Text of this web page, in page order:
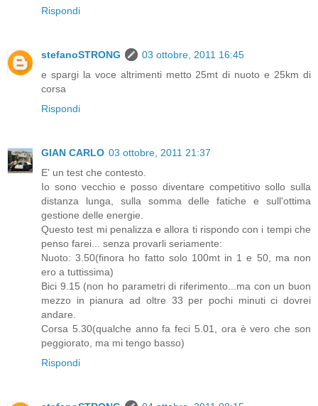
Rispondi
stefanoSTRONG
03 ottobre, 2011 16:45
e spargi la voce altrimenti metto 25mt di nuoto e 25km di
corsa
Rispondi
GIAN CARLO 03 ottobre, 2011 21:37
E' un test che contesto.
Io sono vecchio e posso diventare competitivo sollo sulla
distanza lunga, sulla somma delle fatiche e sull'ottima
gestione delle energie.
Questo test mi penalizza e allora ti rispondo con i tempi che
penso farei... senza provarli seriamente:
Nuoto: 3.50(finora ho fatto solo 100mt in 1 e 50, ma non
ero a tuttissima)
Bici 9.15 (non ho parametri di riferimento...ma con un buon
mezzo in pianura ad oltre 33 per pochi minuti ci dovrei
andare.
Corsa 5.30(qualche anno fa feci 5.01, ora è vero che son
peggiorato, ma mi tengo basso)
Rispondi